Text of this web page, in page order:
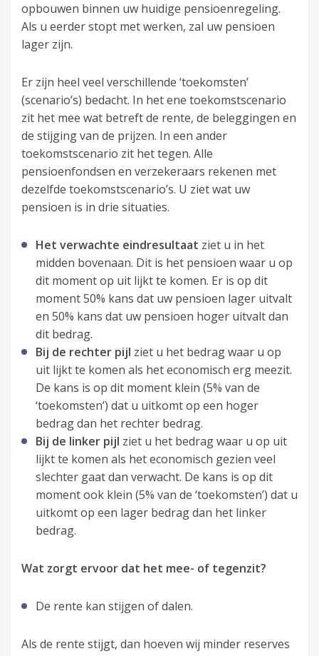
opbouwen binnen uw huidige pensioenregeling.
Als u eerder stopt met werken, zal uw pensioen
lager zijn.
Er zijn heel veel verschillende ‘toekomsten’
(scenario’s) bedacht. In het ene toekomstscenario
zit het mee wat betreft de rente, de beleggingen en
de stijging van de prijzen. In een ander
toekomstscenario zit het tegen. Alle
pensioenfondsen en verzekeraars rekenen met
dezelfde toekomstscenario’s. U ziet wat uw
pensioen is in drie situaties.
Het verwachte eindresultaat ziet u in het
midden bovenaan. Dit is het pensioen waar u op
dit moment op uit lijkt te komen. Er is op dit
moment 50% kans dat uw pensioen lager uitvalt
en 50% kans dat uw pensioen hoger uitvalt dan
dit bedrag.
Bij de rechter pijl ziet u het bedrag waar u op
uit lijkt te komen als het economisch erg meezit.
De kans is op dit moment klein (5% van de
‘toekomsten’) dat u uitkomt op een hoger
bedrag dan het rechter bedrag.
Bij de linker pijl ziet u het bedrag waar u op uit
lijkt te komen als het economisch gezien veel
slechter gaat dan verwacht. De kans is op dit
moment ook klein (5% van de ‘toekomsten’) dat u
uitkomt op een lager bedrag dan het linker
bedrag.
Wat zorgt ervoor dat het mee- of tegenzit?
De rente kan stijgen of dalen.
Als de rente stijgt, dan hoeven wij minder reserves